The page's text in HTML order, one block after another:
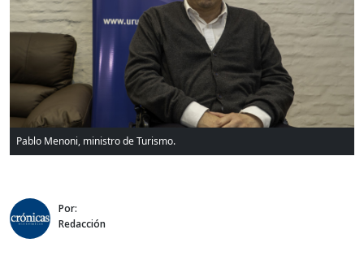
Pablo Menoni, ministro de Turismo.
Por:
Redacción